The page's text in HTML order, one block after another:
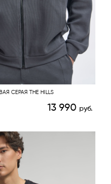
СЕРАЯ THE HILLS
13 990 руб.